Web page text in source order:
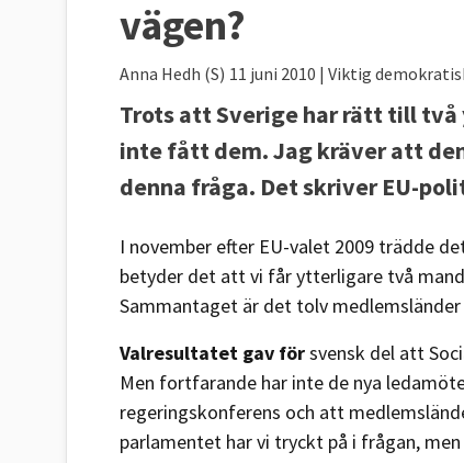
vägen?
Anna Hedh (S) 11 juni 2010 | Viktig
Trots att Sverige har rätt till
inte fått dem. Jag kräver att
denna fråga. Det skriver EU-
I november efter EU-valet 2009 trädde
betyder det att vi får ytterligare två
Sammantaget är det tolv
Valresultatet gav försvensk del att
Men fortfarande har inte de nya
regeringskonferens och att
parlamentet har vi tryckt på i frågan,